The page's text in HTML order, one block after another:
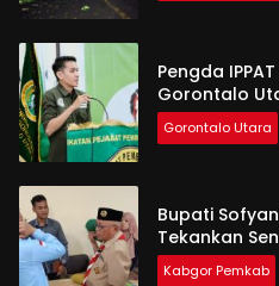
Pengda
Gorontalo
Gorontalo Utara
Bupati
Tekankan
Kabgor Pemkab